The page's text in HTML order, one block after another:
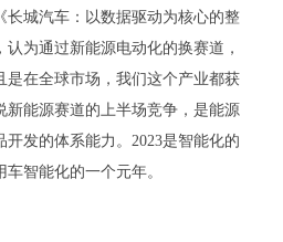
长城汽车：以数据驱动为核心的整
为通过新能源电动化的换赛道，
是在全球市场，我们这个产业都获
新能源赛道的上半场竞争，是能源
发的体系能力。2023是智能化的
智能化的一个元年。